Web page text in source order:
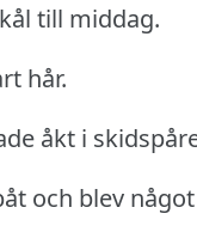
till middag.
hår.
åkt i
och blev